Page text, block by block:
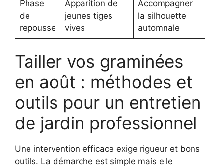
Phase
de
repousse
Apparition de
jeunes tiges
vives
Accompagner
la silhouette
automnale
Tailler vos graminées
en août : méthodes et
outils pour un entretien
de jardin professionnel
Une intervention efficace exige rigueur et bons
outils. La démarche est simple mais elle